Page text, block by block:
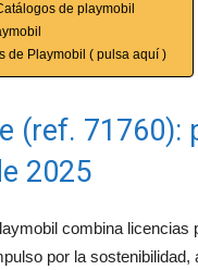
de playmobil
de Playmobil ( pulsa aquí )
(ref. 71760):
2025
combina licencias
por la sostenibilidad,